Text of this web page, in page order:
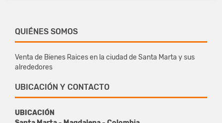
QUIÉNES SOMOS
Venta de Bienes Raices en la ciudad de Santa Marta y sus
alrededores
UBICACIÓN Y CONTACTO
UBICACIÓN